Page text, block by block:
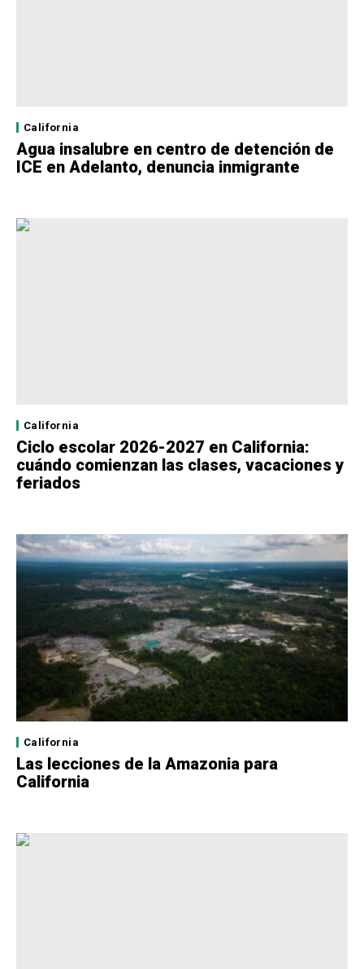
California
Agua insalubre en centro de detención de
ICE en Adelanto, denuncia inmigrante
California
Ciclo escolar 2026-2027 en California:
cuándo comienzan las clases, vacaciones y
feriados
California
Las lecciones de la Amazonia para
California